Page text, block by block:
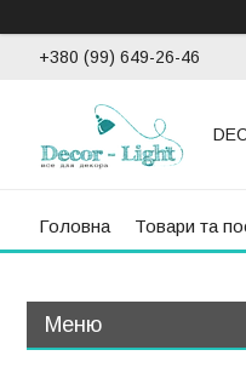
+380 (99) 649-26-46
Головна Товари та